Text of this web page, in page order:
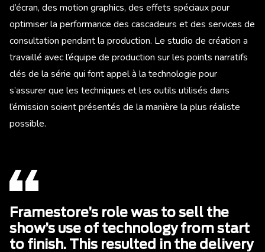
d’écran, des motion graphics, des effets spéciaux pour
optimiser la performance des cascadeurs et des services de
consultation pendant la production. Le studio de création a
travaillé avec l’équipe de production sur les points narratifs
clés de la série qui font appel à la technologie pour
s’assurer que les techniques et les outils utilisés dans
l’émission soient présentés de la manière la plus réaliste
possible.
Framestore’s role was to sell the
show’s use of technology from start
to finish. This resulted in the delivery